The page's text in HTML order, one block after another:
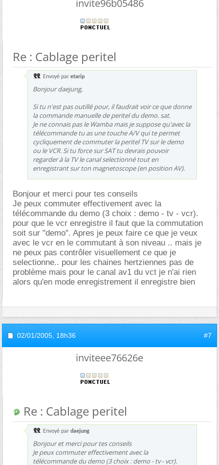
invite96b05486
Re : Cablage peritel
Envoyé par etarip
Bonjour daejung,
Si tu n'est pas outillé pour, il faudrait voir ce que donne
la commande manuelle de peritel du demo. sat.
Je ne connais pas le Wamba mais je suppose qu'avec la
télécommande tu as une touche A/V qui te permet
cycliquement de commuter la peritel TV sur le demo
ou le VCR. Si tu force sur SAT tu devrais pouvoir
regarder à la TV le canal selectionné tout en
enregistrant sur ton magnetoscope (en position AV).
Bonjour et merci pour tes conseils
Je peux commuter effectivement avec la
télécommande du demo (3 choix : demo - tv - vcr).
pour que le vcr enregistre il faut que la commutation
soit sur "demo". Apres je peux faire ce que je veux
avec le vcr en le commutant à son niveau .. mais je
ne peux pas contrôler visuellement ce que je
selectionne.. pour les chaines hertziennes pas de
problème mais pour le canal av1 du vct je n'ai rien
alors qu'en mode enregistrement il enregistre bien
02/01/2005, 18h36 #7
inviteee76626e
Re : Cablage peritel
Envoyé par daejung
Bonjour et merci pour tes conseils
Je peux commuter effectivement avec la
télécommande du demo (3 choix : demo - tv - vcr).